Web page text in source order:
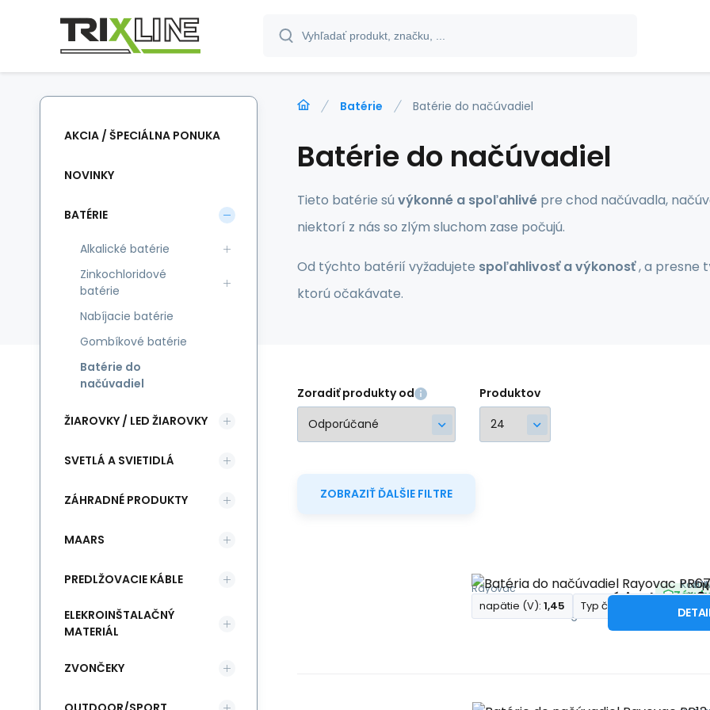
Batérie Batérie do načúvadiel
Batérie do načúvadiel
Tieto batérie sú výkonné a spoľahlivé pre chod načúvadla,
niektorí z nás so zlým sluchom zase počujú.
Od týchto batérií vyžadujete spoľahlivosť a výkonosť, a presne
ktorú očakávate.
Zoradiť produkty od Produktov
ZOBRAZIŤ ĎALŠIE FILTRE
Rayovac Batéria do
Kód
Zinko-vzduchová gombíková 1,45 V batéria
napätie (V): 1,45 Typ článku:
AKCIA / ŠPECIÁLNA PONUKA
NOVINKY
BATÉRIE
Alkalické batérie
Zinkochloridové
batérie
Nabíjacie batérie
Gombíkové batérie
Batérie do
načúvadiel
ŽIAROVKY / LED ŽIAROVKY
SVETLÁ A SVIETIDLÁ
ZÁHRADNÉ PRODUKTY
MAARS
PREDLŽOVACIE KÁBLE
ELEKROINŠTALAČNÝ
MATERIÁL
ZVONČEKY